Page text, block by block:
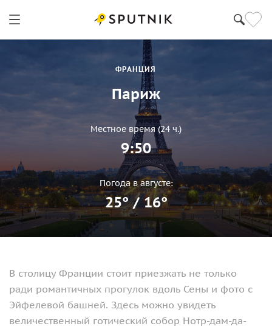
ФРАНЦИЯ
Париж
Местное время (24 ч.)
9:50
Погода в августe:
25° / 16°
В столицу Франции стоит приезжать не только
ради романтичных прогулок вдоль Сены и фото с
Эйфелевой башней. Здесь можно увидеть
величественный готический собор Нотр-дам-да-